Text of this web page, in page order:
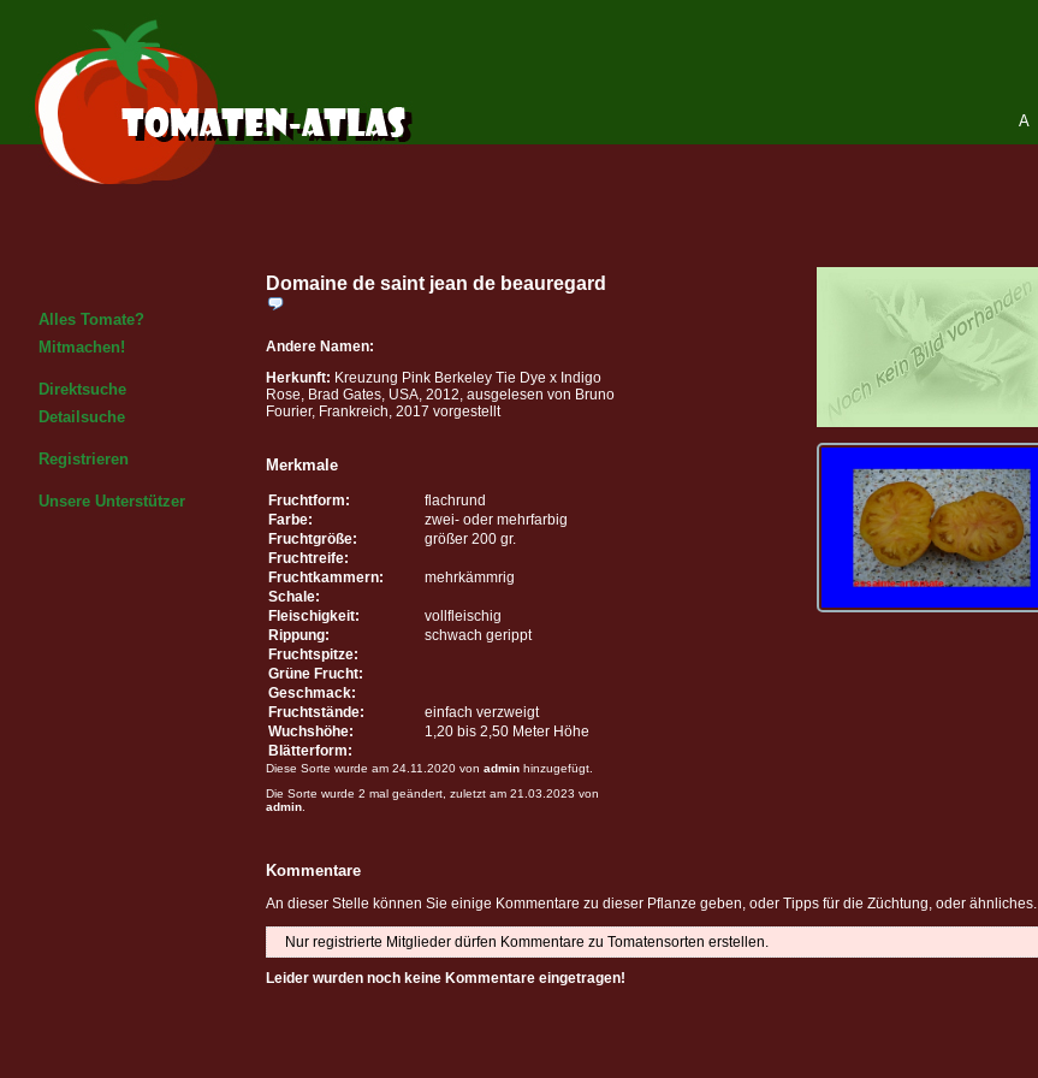
A
Alles Tomate?
Mitmachen!
Direktsuche
Detailsuche
Registrieren
Unsere Unterstützer
Domaine de saint jean de beauregard
Andere Namen:
Herkunft: Kreuzung Pink Berkeley Tie Dye x Indigo
Rose, Brad Gates, USA, 2012, ausgelesen von Bruno
Fourier, Frankreich, 2017 vorgestellt
Merkmale
Fruchtform:
flachrund
Farbe:
zwei- oder mehrfarbig
Fruchtgröße:
größer 200 gr.
Fruchtreife:
Fruchtkammern:
mehrkämmrig
Schale:
Fleischigkeit:
vollfleischig
Rippung:
schwach gerippt
Fruchtspitze:
Grüne Frucht:
Geschmack:
Fruchtstände:
einfach verzweigt
Wuchshöhe:
1,20 bis 2,50 Meter Höhe
Blätterform:
Diese Sorte wurde am 24.11.2020 von admin hinzugefügt.
Die Sorte wurde 2 mal geändert, zuletzt am 21.03.2023 von
admin
Kommentare
An dieser Stelle können Sie einige Kommentare zu dieser Pflanze geben, oder Tipps für die Züchtung, oder ähnliches.
Nur registrierte Mitglieder dürfen Kommentare zu Tomatensorten erstellen.
Leider wurden noch keine Kommentare eingetragen!